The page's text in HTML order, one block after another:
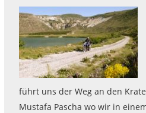
führt uns der Weg an den
Mustafa Pascha wo wir in